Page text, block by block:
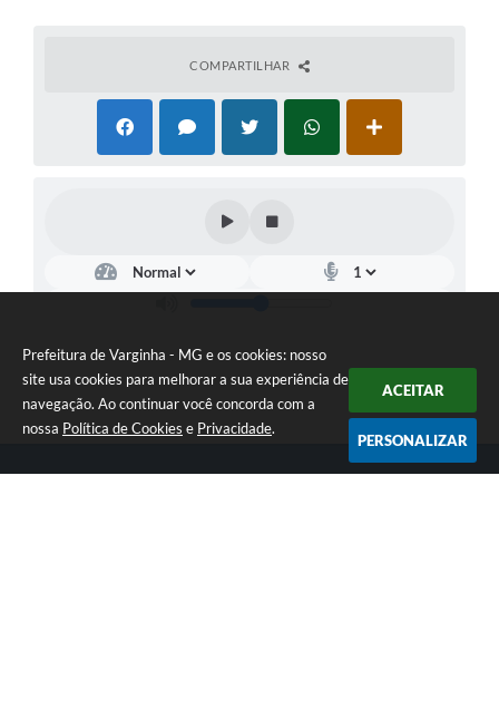
Prefeitura de Varginha - MG e os cookies: nosso
site usa cookies para melhorar a sua experiência de
navegação. Ao continuar você concorda com a
nossa Política de Cookies e Privacidade.
ACEITAR
PERSONALIZAR
COMPARTILHAR